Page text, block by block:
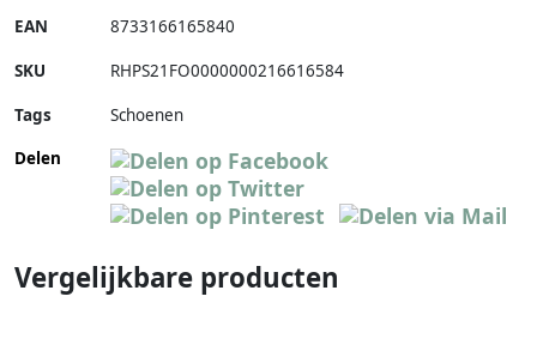
EAN 8733166165840
SKU RHPS21FO0000000216616584
Tags
Schoenen
Delen
Vergelijkbare producten